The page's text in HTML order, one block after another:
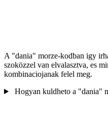
A "dania" morze-kodban igy
szoközzel van elvalasztva, es
kombinaciojanak felel meg.
Hogyan kuldheto a "dania"